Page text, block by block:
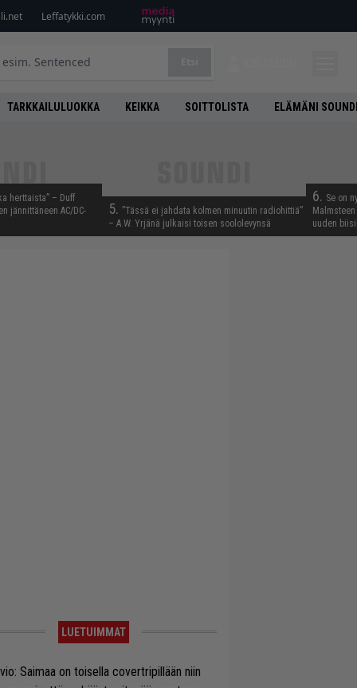
Leffatykki.com
TARKKAILULUOKKA KEIKKA SOITTOLISTA ELÄMÄNI
herttaista” – Duff
jännittäneen AC/DC-
5. ”Tässä ei jahdata kolmen minuutin radiohittiä”
– A.W. Yrjänä julkaisi toisen soololevynsä
6. Se on
uuden
LUETUIMMAT
Saimaa on toisella covertripillään niin